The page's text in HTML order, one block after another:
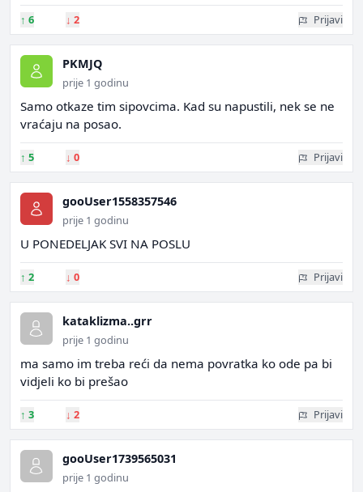
↑ 6 ↓ 2 Prijavi
PKMJQ
prije 1 godinu
Samo otkaze tim sipovcima. Kad su napustili, nek se ne
vraćaju na posao.
↑ 5 ↓ 0 Prijavi
gooUser1558357546
prije 1 godinu
U PONEDELJAK SVI NA POSLU
↑ 2 ↓ 0 Prijavi
kataklizma..grr
prije 1 godinu
ma samo im treba reći da nema povratka ko ode pa bi
vidjeli ko bi prešao
↑ 3 ↓ 2 Prijavi
gooUser1739565031
prije 1 godinu